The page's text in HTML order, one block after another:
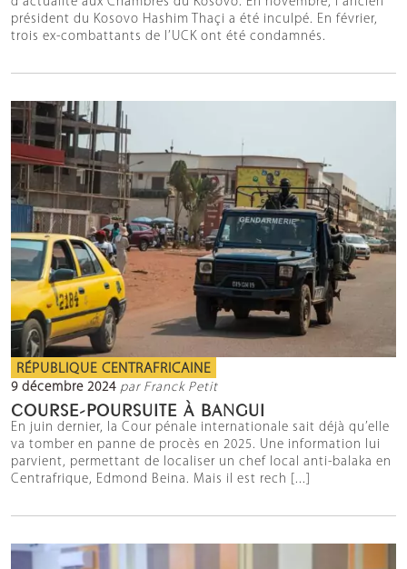
président du Kosovo Hashim Thaçi a été inculpé. En février,
trois ex-combattants de l’UCK ont été condamnés.
RÉPUBLIQUE CENTRAFRICAINE
9 décembre 2024 par Franck Petit
COURSE-POURSUITE À BANGUI
En juin dernier, la Cour pénale internationale sait déjà qu’elle
va tomber en panne de procès en 2025. Une information lui
parvient, permettant de localiser un chef local anti-balaka en
Centrafrique, Edmond Beina. Mais il est rech [...]